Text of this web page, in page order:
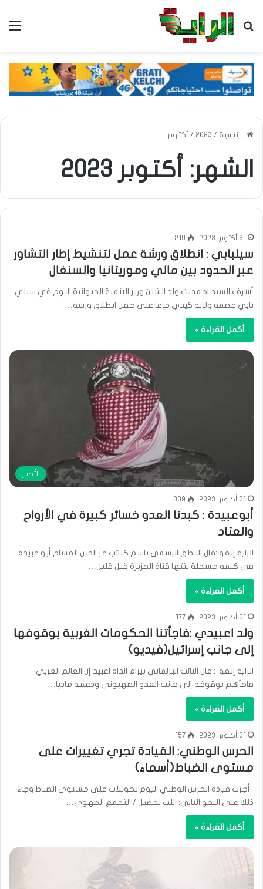
بحث عن
الرئيسية /
2023
/ أكتوبر
الشهر: أكتوبر 2023
31 أكتوبر، 2023 219
سيلبابي : انطلاق ورشة عمل لتنشيط إطار التشاور
عبر الحدود بين مالي وموريتانيا والسنغال
أشرف السيد احمديت ولد الشين وزير التنمية الجيوانية اليوم في سيلي
بابي عصمة ولاية كيدي ماقا على حفل انطلاق ورشة…
أكمل القراءة »
الأخبار
31 أكتوبر، 2023 309
أبوعبيدة : كبدنا العدو خسائر كبيرة في الأرواح
والعتاد
الراية إنفو :قال الناطق الرسمي باسم كتائب عز الدين القسام أبو عبيدة
في كلمة مسجلة بثتها قناة الجزيزة قبل قليل…
أكمل القراءة »
31 أكتوبر، 2023 177
ولد اعبيدي :فاجأتنا الحكومات الغربية بوقوفها
إلى جانب إسرائيل(فيديو)
الراية إنفو : قال النائب البرلماني بيرام الداه اعبيد إن العالم الغربي
فاجأهم بوقوفه إلى جانب العدو الصهيوني ودعمه ماديا…
أكمل القراءة »
31 أكتوبر، 2023 157
الحرس الوطني: القيادة تجري تغييرات على
مستوى الضباط(أسماء)
أجرت قيادة الحرس الوطني اليوم تحويلات على مستوى الضباط وجاء
ذلك على النحو التالي: اللب لفضيل / التجمع الجهوي…
أكمل القراءة »